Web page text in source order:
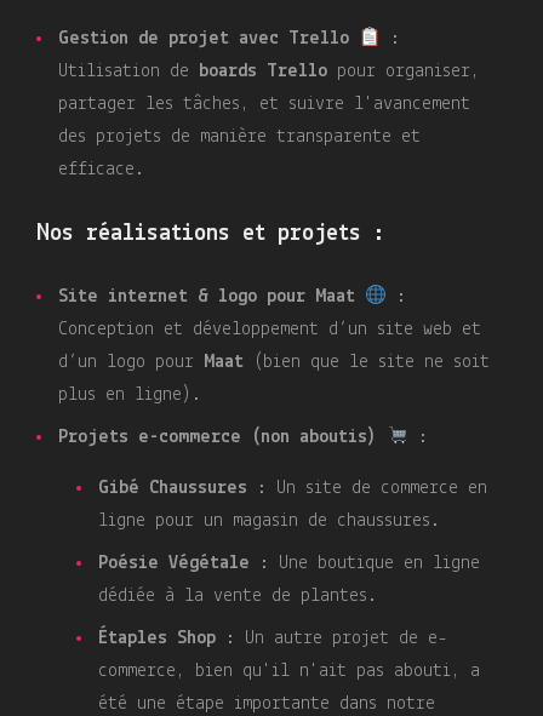
Gestion de projet avec Trello
:
Utilisation de
boards Trello pour organiser,
partager les tâches, et suivre l'avancement
des projets de manière transparente et
efficace.
Nos réalisations et projets :
Site internet & logo pour Maat
:
Conception et développement d’un site web et
d’un logo pour
Maat (bien que le site ne soit
plus en ligne).
Projets e-commerce (non aboutis) :
Gibé Chaussures : Un site de commerce en
ligne pour un magasin de chaussures.
Poésie Végétale : Une boutique en ligne
dédiée à la vente de plantes.
Étaples Shop : Un autre projet de e-
commerce, bien qu'il n'ait pas abouti, a
été une étape importante dans notre